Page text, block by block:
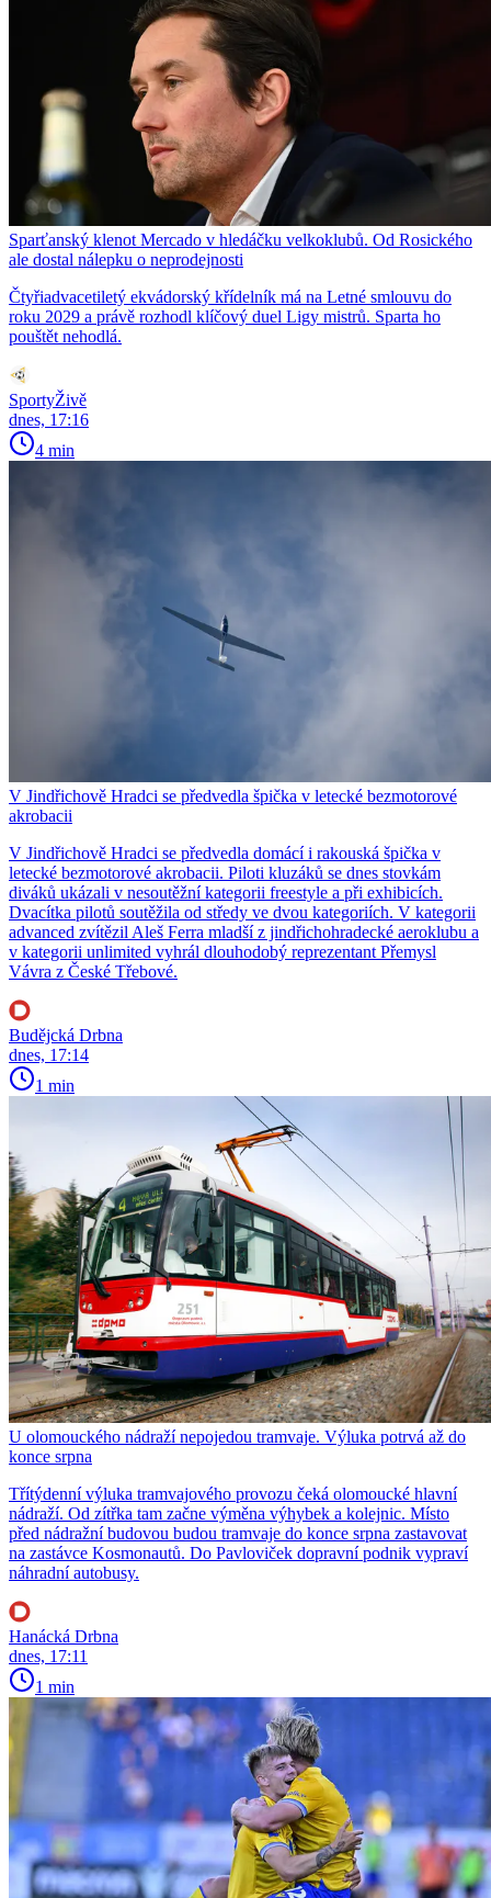
Sparťanský klenot Mercado v hledáčku velkoklubů. Od Rosického
ale dostal nálepku o neprodejnosti
Čtyřiadvacetiletý ekvádorský křídelník má na Letné smlouvu do
roku 2029 a právě rozhodl klíčový duel Ligy mistrů. Sparta ho
pouštět nehodlá.
SportyŽivě
dnes, 17:16
4 min
V Jindřichově Hradci se předvedla špička v letecké bezmotorové
akrobacii
V Jindřichově Hradci se předvedla domácí i rakouská špička v
letecké bezmotorové akrobacii. Piloti kluzáků se dnes stovkám
diváků ukázali v nesoutěžní kategorii freestyle a při exhibicích.
Dvacítka pilotů soutěžila od středy ve dvou kategoriích. V kategorii
advanced zvítězil Aleš Ferra mladší z jindřichohradecké aeroklubu a
v kategorii unlimited vyhrál dlouhodobý reprezentant Přemysl
Vávra z České Třebové.
Budějcká Drbna
dnes, 17:14
1 min
U olomouckého nádraží nepojedou tramvaje. Výluka potrvá až do
konce srpna
Třítýdenní výluka tramvajového provozu čeká olomoucké hlavní
nádraží. Od zítřka tam začne výměna výhybek a kolejnic. Místo
před nádražní budovou budou tramvaje do konce srpna zastavovat
na zastávce Kosmonautů. Do Pavloviček dopravní podnik vypraví
náhradní autobusy.
Hanácká Drbna
dnes, 17:11
1 min